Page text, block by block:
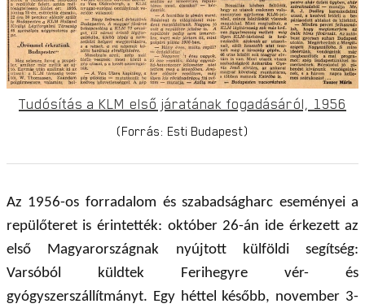
Tudósítás a KLM első járatának fogadásáról, 1956
(Forrás: Esti Budapest)
Az 1956-os forradalom és szabadságharc eseményei a
repülőteret is érintették: október 26-án ide érkezett az
első Magyarországnak nyújtott külföldi segítség:
Varsóból küldtek Ferihegyre vér- és
gyógyszerszállítmányt. Egy héttel később, november 3-